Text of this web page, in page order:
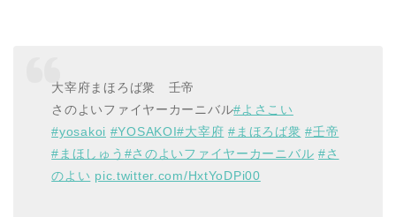
大宰府まほろば衆 壬帝
さのよいファイヤーカーニバル#よさこい
#yosakoi #YOSAKOI#大宰府 #まほろば衆 #壬帝
#まほしゅう #さのよいファイヤーカーニバル #さ
のよい pic.twitter.com/HxtYoDPi00